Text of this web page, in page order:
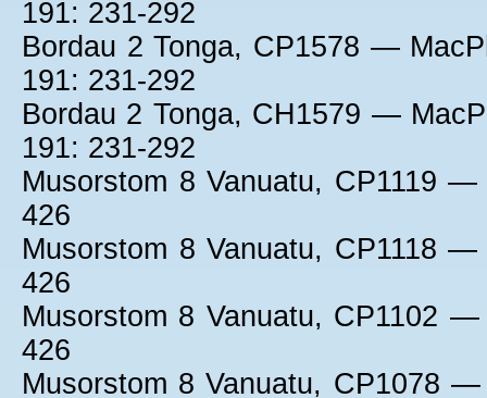
191: 231-292
Bordau 2 Tonga, CP1578 —
191: 231-292
Bordau 2 Tonga, CH1579 —
191: 231-292
Musorstom 8 Vanuatu, CP1119
426
Musorstom 8 Vanuatu, CP1118
426
Musorstom 8 Vanuatu, CP1102
426
Musorstom 8 Vanuatu, CP1078